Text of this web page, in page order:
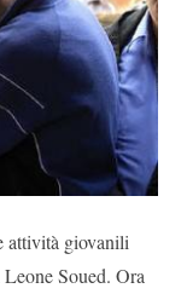
attività giovanili
Soued. Ora